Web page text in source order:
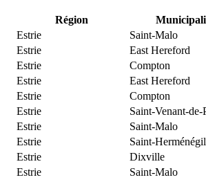
Région
Estrie
Saint-Malo
Estrie
East Hereford
Estrie
Compton
Estrie
East Hereford
Estrie
Compton
Estrie
Saint-Venant-de-
Estrie
Saint-Malo
Estrie
Saint-
Estrie
Dixville
Estrie Saint-Malo